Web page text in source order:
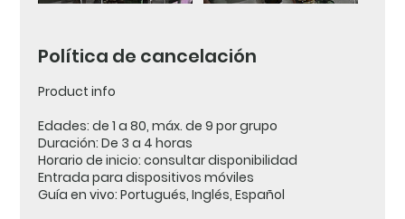
Política de cancelación
Product info
Edades: de 1 a 80, máx. de 9 por grupo
Duración: De 3 a 4 horas
Horario de inicio: consultar disponibilidad
Entrada para dispositivos móviles
Guía en vivo: Portugués, Inglés, Español